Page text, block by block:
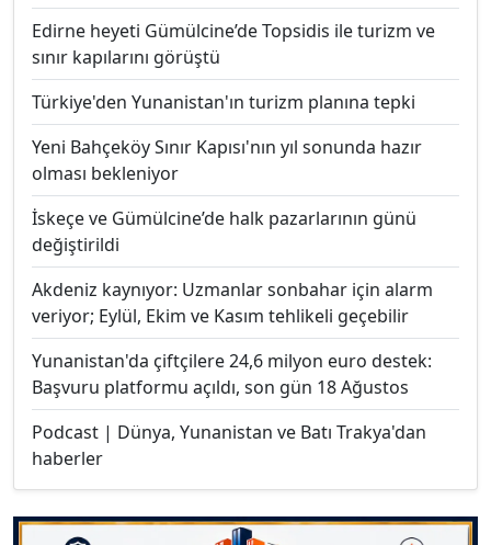
Edirne heyeti Gümülcine’de Topsidis ile turizm ve
sınır kapılarını görüştü
Türkiye'den Yunanistan'ın turizm planına tepki
Yeni Bahçeköy Sınır Kapısı'nın yıl sonunda hazır
olması bekleniyor
İskeçe ve Gümülcine’de halk pazarlarının günü
değiştirildi
Akdeniz kaynıyor: Uzmanlar sonbahar için alarm
veriyor; Eylül, Ekim ve Kasım tehlikeli geçebilir
Yunanistan'da çiftçilere 24,6 milyon euro destek:
Başvuru platformu açıldı, son gün 18 Ağustos
Podcast | Dünya, Yunanistan ve Batı Trakya'dan
haberler